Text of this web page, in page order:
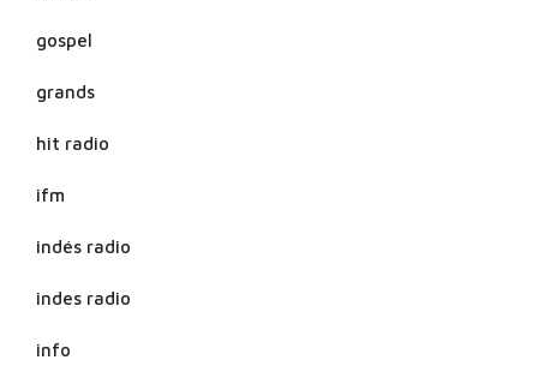
gospel
grands
hit radio
ifm
indés radio
indes radio
info